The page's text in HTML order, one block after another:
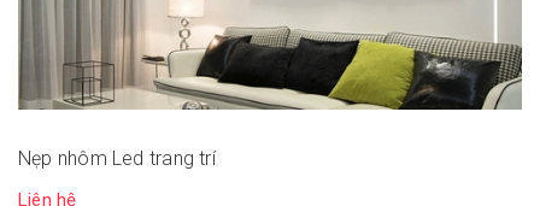
Nẹp nhôm Led trang trí
Liên hệ